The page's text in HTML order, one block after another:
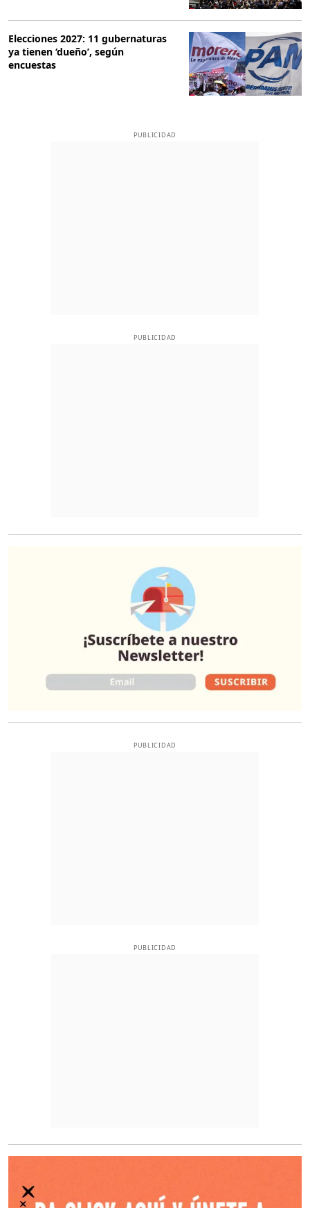
Elecciones 2027: 11 gubernaturas
ya tienen ‘dueño’, según
encuestas
PUBLICIDAD
PUBLICIDAD
PUBLICIDAD
PUBLICIDAD